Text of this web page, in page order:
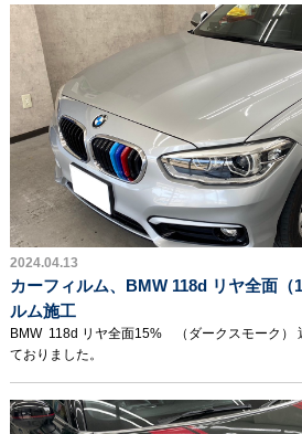
2024.04.13
カーフィルム、BMW 118d リヤ全面（
ルム施工
BMW 118d リヤ全面15% （ダークスモーク）
ておりました。